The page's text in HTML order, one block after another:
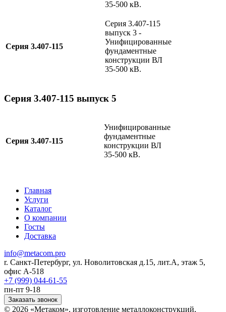
35-500 кВ.
Серия 3.407-115
Серия 3.407-115
выпуск 3 -
Унифицированные
фундаментные
конструкции ВЛ
35-500 кВ.
Серия 3.407-115 выпуск 5
Серия 3.407-115
Унифицированные
фундаментные
конструкции ВЛ
35-500 кВ.
Главная
Услуги
Каталог
О компании
Госты
Доставка
info@metacom.pro
r. Санкт-Петербург, ул. Новолитовская д.15, лит.А, этаж 5,
офис А-518
+7 (999) 044-61-55
пн-пт 9-18
Заказать звонок
© 2026 «Метаком», изготовление металлоконструкций,